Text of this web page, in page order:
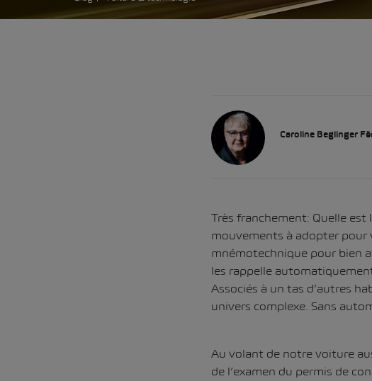
Caroline Beglinger
Très franchement: Quelle
mouvements à adopter pour
mnémotechnique pour bien
les rappelle
Associés à un tas d’autres
univers complexe. Sans
Au volant de notre voiture
de l’examen du permis de